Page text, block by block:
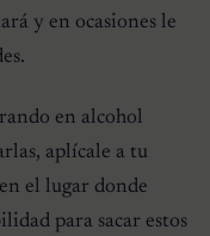
y en ocasiones le
en alcohol
aplícale a tu
el lugar donde
para sacar estos